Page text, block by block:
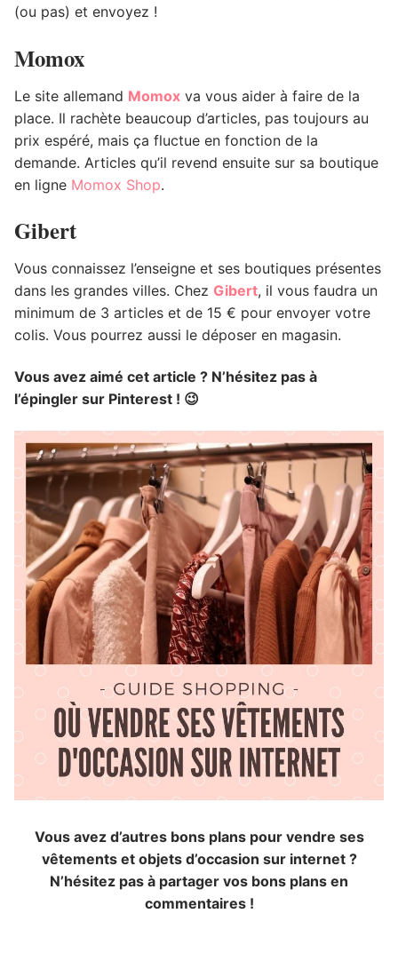
(ou pas) et envoyez !
Momox
Le site allemand Momox va vous aider à faire de la
place. Il rachète beaucoup d’articles, pas toujours au
prix espéré, mais ça fluctue en fonction de la
demande. Articles qu’il revend ensuite sur sa boutique
en ligne Momox Shop.
Gibert
Vous connaissez l’enseigne et ses boutiques présentes
dans les grandes villes. Chez Gibert, il vous faudra un
minimum de 3 articles et de 15 € pour envoyer votre
colis. Vous pourrez aussi le déposer en magasin.
Vous avez aimé cet article ? N’hésitez pas à
l’épingler sur Pinterest ! 😉
Vous avez d’autres bons plans pour vendre ses
vêtements et objets d’occasion sur internet ?
N’hésitez pas à partager vos bons plans en
commentaires !